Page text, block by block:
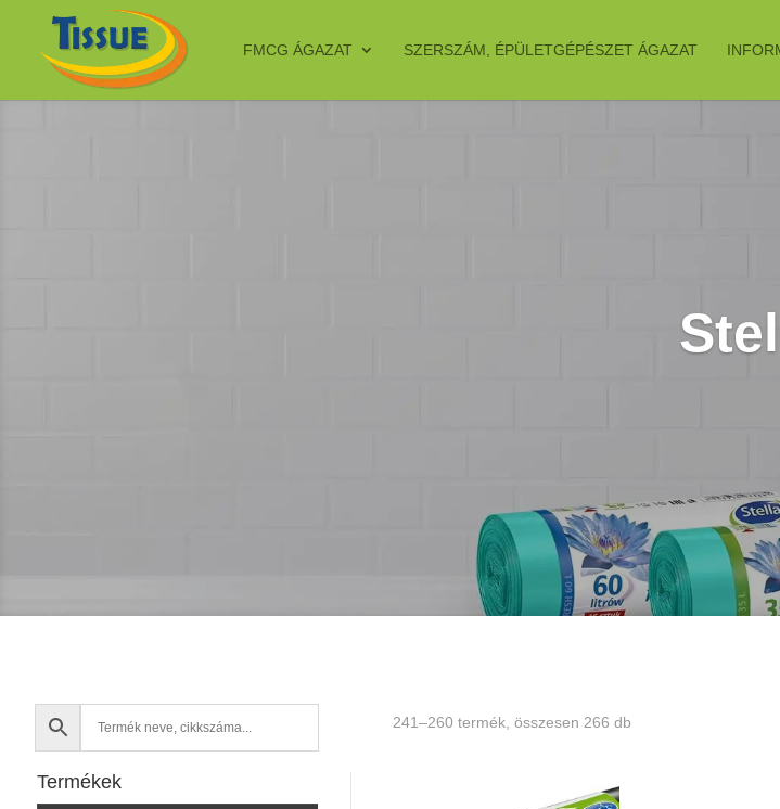
FMCG ÁGAZAT SZERSZÁM, ÉPÜLETGÉPÉSZET ÁGAZAT
Termékek
241–260 termék, összesen 266 db